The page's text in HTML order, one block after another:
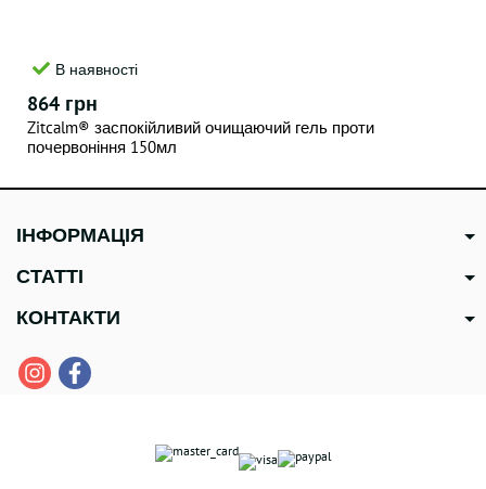
В наявності
864 грн
Zitcalm® заспокійливий очищаючий гель проти
почервоніння 150мл
ІНФОРМАЦІЯ
СТАТТІ
КОНТАКТИ